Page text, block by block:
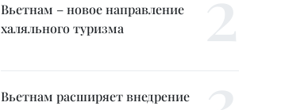
Вьетнам – новое направление
халяльного туризма
Вьетнам расширяет внедрение